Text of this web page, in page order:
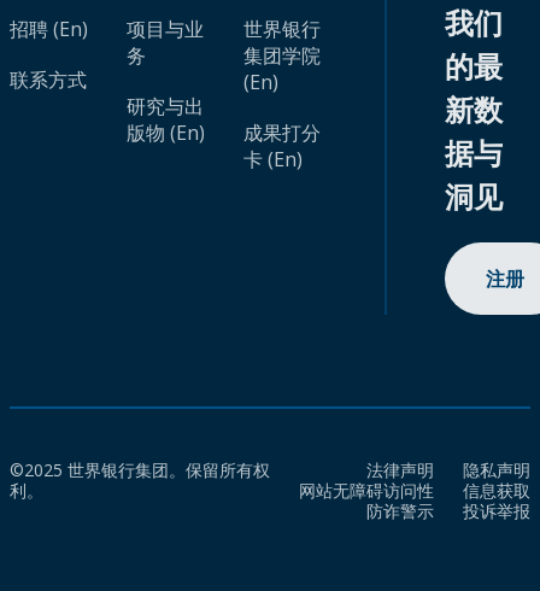
招聘 (En)
联系方式
项目与业
务
研究与出
版物 (En)
世界银行
集团学院
(En)
成果打分
卡 (En)
我们
的最
新数
据与
洞见
注册
©2025 世界银行集团。保留所有权
利。
法律声明
隐私声明
网站无障碍访问性
信息获取
防诈警示
投诉举报